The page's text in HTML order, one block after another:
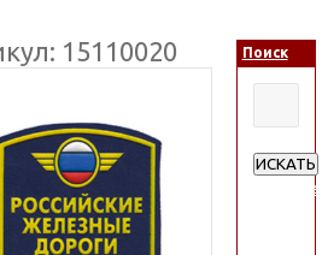
15110020 Поиск
ИСКАТЬ